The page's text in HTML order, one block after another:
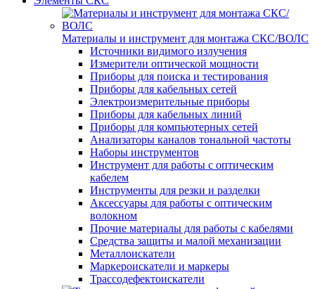
Материалы и инструмент для монтажа СКС/ВОЛС
Источники видимого излучения
Измерители оптической мощности
Приборы для поиска и тестирования
Приборы для кабельных сетей
Электроизмерительные приборы
Приборы для кабельных линий
Приборы для компьютерных сетей
Анализаторы каналов тональной частоты
Наборы инструментов
Инструмент для работы с оптическим
кабелем
Инструменты для резки и разделки
Аксессуары для работы с оптическим
волокном
Прочие материалы для работы с кабелями
Средства защиты и малой механизации
Металлоискатели
Маркероискатели и маркеры
Трассодефектоискатели